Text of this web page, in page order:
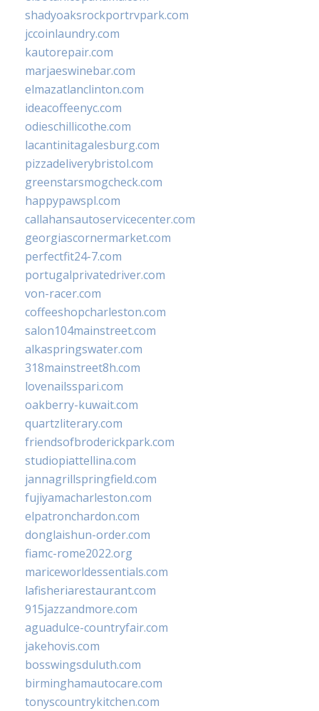
shadyoaksrockportrvpark.com
jccoinlaundry.com
kautorepair.com
marjaeswinebar.com
elmazatlanclinton.com
ideacoffeenyc.com
odieschillicothe.com
lacantinitagalesburg.com
pizzadeliverybristol.com
greenstarsmogcheck.com
happypawspl.com
callahansautoservicecenter.com
georgiascornermarket.com
perfectfit24-7.com
portugalprivatedriver.com
von-racer.com
coffeeshopcharleston.com
salon104mainstreet.com
alkaspringswater.com
318mainstreet8h.com
lovenailsspari.com
oakberry-kuwait.com
quartzliterary.com
friendsofbroderickpark.com
studiopiattellina.com
jannagrillspringfield.com
fujiyamacharleston.com
elpatronchardon.com
donglaishun-order.com
fiamc-rome2022.org
mariceworldessentials.com
lafisheriarestaurant.com
915jazzandmore.com
aguadulce-countryfair.com
jakehovis.com
bosswingsduluth.com
birminghamautocare.com
tonyscountrykitchen.com